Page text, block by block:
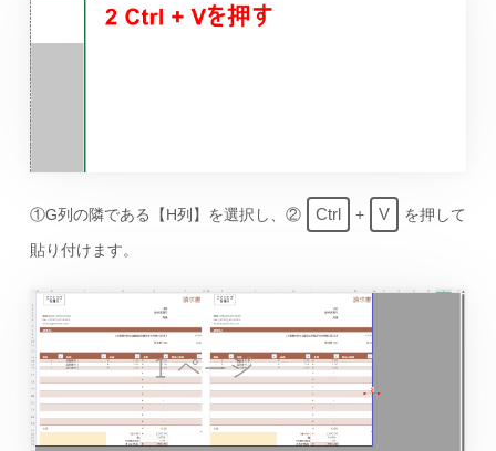
①G列の隣である【H列】を選択し、② Ctrl + V
を押して
貼り付けます。